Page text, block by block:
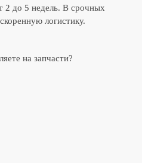
2 до 5 недель. В срочных
логистику.
на запчасти?